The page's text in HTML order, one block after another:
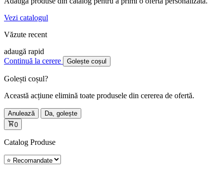
Vezi catalogul
Văzute recent
adaugă rapid
Continuă la cerere
Golește coșul
Golești coșul?
Această acțiune elimină toate produsele din cererea de ofertă.
Anulează
Da, golește
0
Catalog Produse